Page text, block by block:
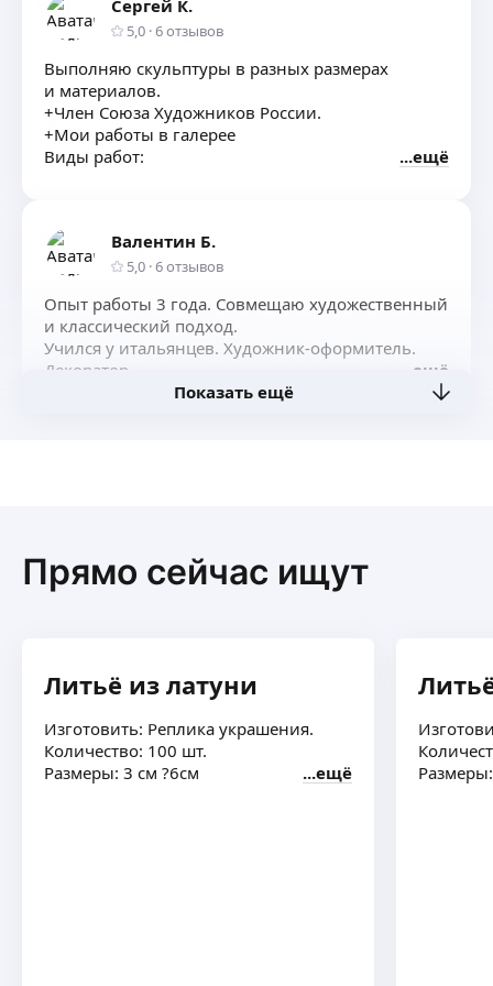
Сергей К.
5,0 ·6отзывов
Выполняю скульптуры в разных размерах
и материалов.
+Член Союза Художников России.
+Мои работы в галерее
Виды работ:
Лепной декор
А так же вы можите приобрести:
+Предметы декора
Работаю в своей мастерской.
ещё
Валентин Б.
5,0 ·6отзывов
Опыт работы 3 года. Совмещаю художественный
и классический подход.
Учился у итальянцев. Художник-оформитель.
Декоратор.
ещё
Показать ещё
Прямо сейчас ищут
Литьё из латуни
Изготовить: Реплика украшения.
Количество: 100 шт.
Размеры: 3 см ?6см
ещё